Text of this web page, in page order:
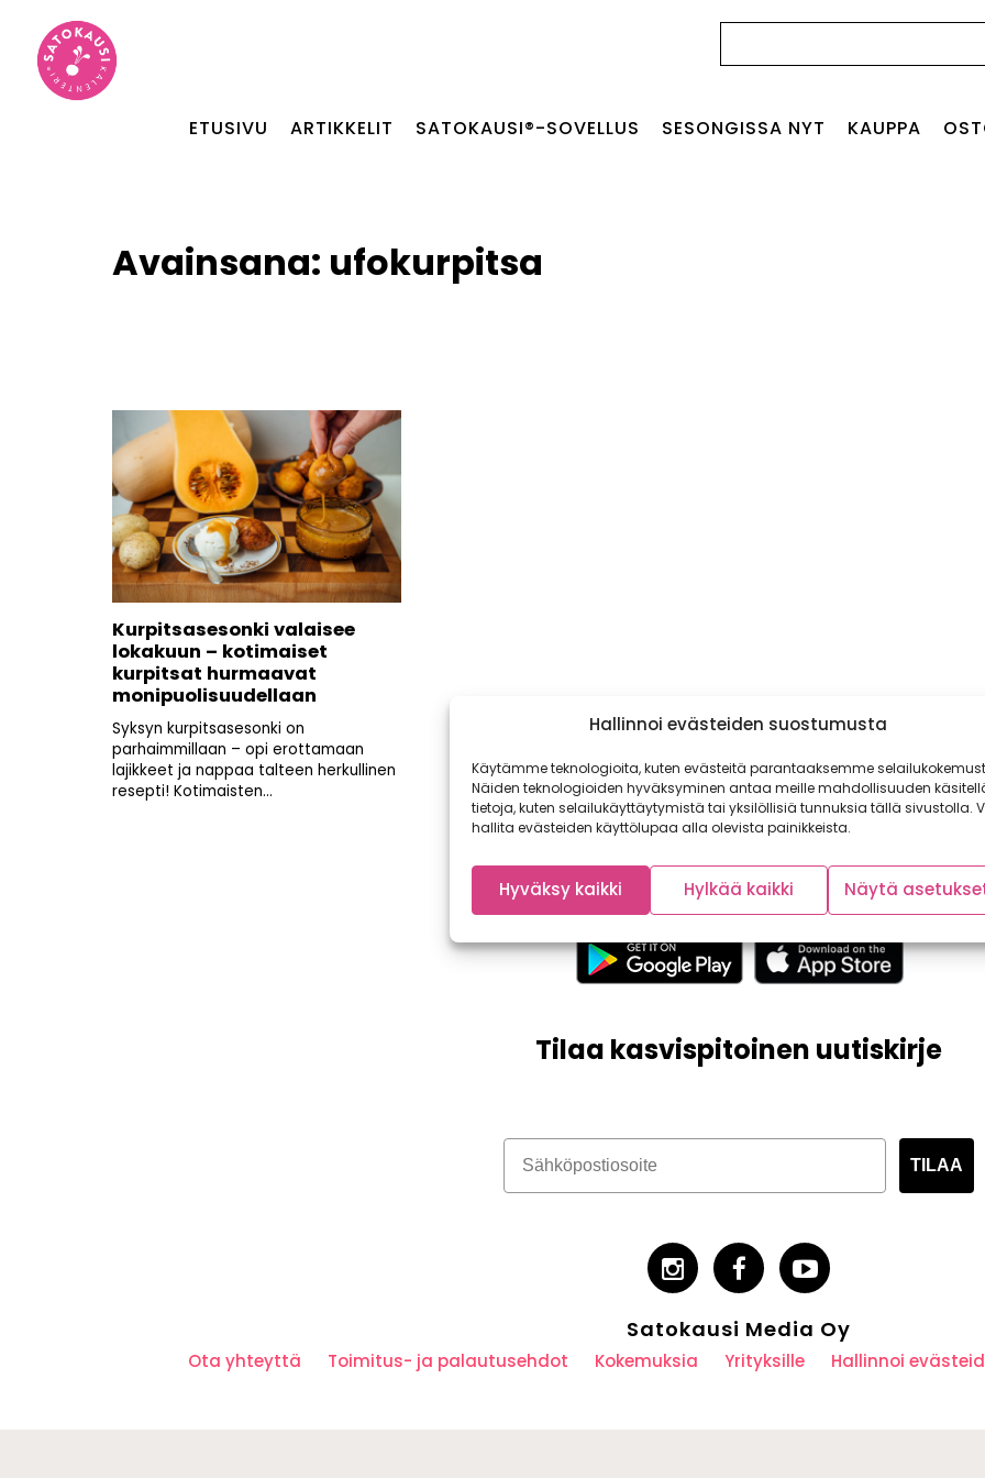
Hallinnoi evästeiden suostumusta
Käytämme teknologioita, kuten evästeitä parantaaksemme
Näiden teknologioiden hyväksyminen antaa meille mahdollisuuden
tietoja, kuten selailukäyttäytymistä tai yksilöllisiä tunnuksia tällä sivustolla.
hallita evästeiden käyttölupaa alla olevista painikkeista.
Hyväksy kaikki Hylkää kaikki Näytä
ETUSIVU ARTIKKELIT SATOKAUSI®-SOVELLUS SESONGISSA NYT KAUPPA
Avainsana: ufokurpitsa
Kurpitsasesonki valaisee
lokakuun – kotimaiset
kurpitsat hurmaavat
monipuolisuudellaan
Syksyn kurpitsasesonki on
parhaimmillaan – opi erottamaan
lajikkeet ja nappaa talteen herkullinen
resepti! Kotimaisten...
Tilaa kasvispitoinen uutiskirje
TILAA
Satokausi Media Oy
Ota yhteyttä Toimitus- ja palautusehdot Kokemuksia Yrityksille Hallinnoi